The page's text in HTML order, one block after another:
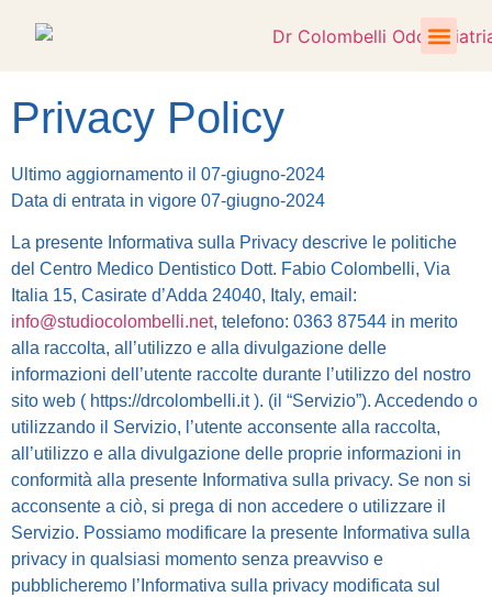
Privacy Policy
Ultimo aggiornamento il 07-giugno-2024
Data di entrata in vigore 07-giugno-2024
La presente Informativa sulla Privacy descrive le politiche
del Centro Medico Dentistico Dott. Fabio Colombelli, Via
Italia 15, Casirate d’Adda 24040, Italy, email:
info@studiocolombelli.net, telefono: 0363 87544 in merito
alla raccolta, all’utilizzo e alla divulgazione delle
informazioni dell’utente raccolte durante l’utilizzo del nostro
sito web ( https://drcolombelli.it ). (il “Servizio”). Accedendo o
utilizzando il Servizio, l’utente acconsente alla raccolta,
all’utilizzo e alla divulgazione delle proprie informazioni in
conformità alla presente Informativa sulla privacy. Se non si
acconsente a ciò, si prega di non accedere o utilizzare il
Servizio. Possiamo modificare la presente Informativa sulla
privacy in qualsiasi momento senza preavviso e
pubblicheremo l’Informativa sulla privacy modificata sul